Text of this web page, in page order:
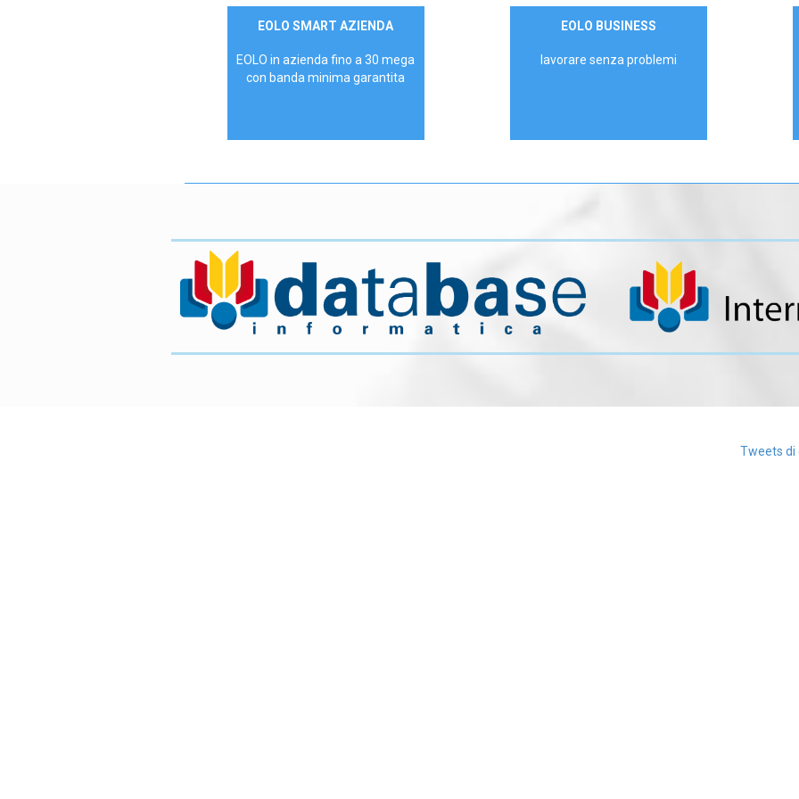
Contattaci
EOLO SMART AZIENDA
EOLO in azienda fino a 30 mega
con banda minima garantita
ContattaciEOLO BUSINESS
lavorare senza problemi
Tweets di